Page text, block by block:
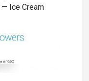
— Ice Cream